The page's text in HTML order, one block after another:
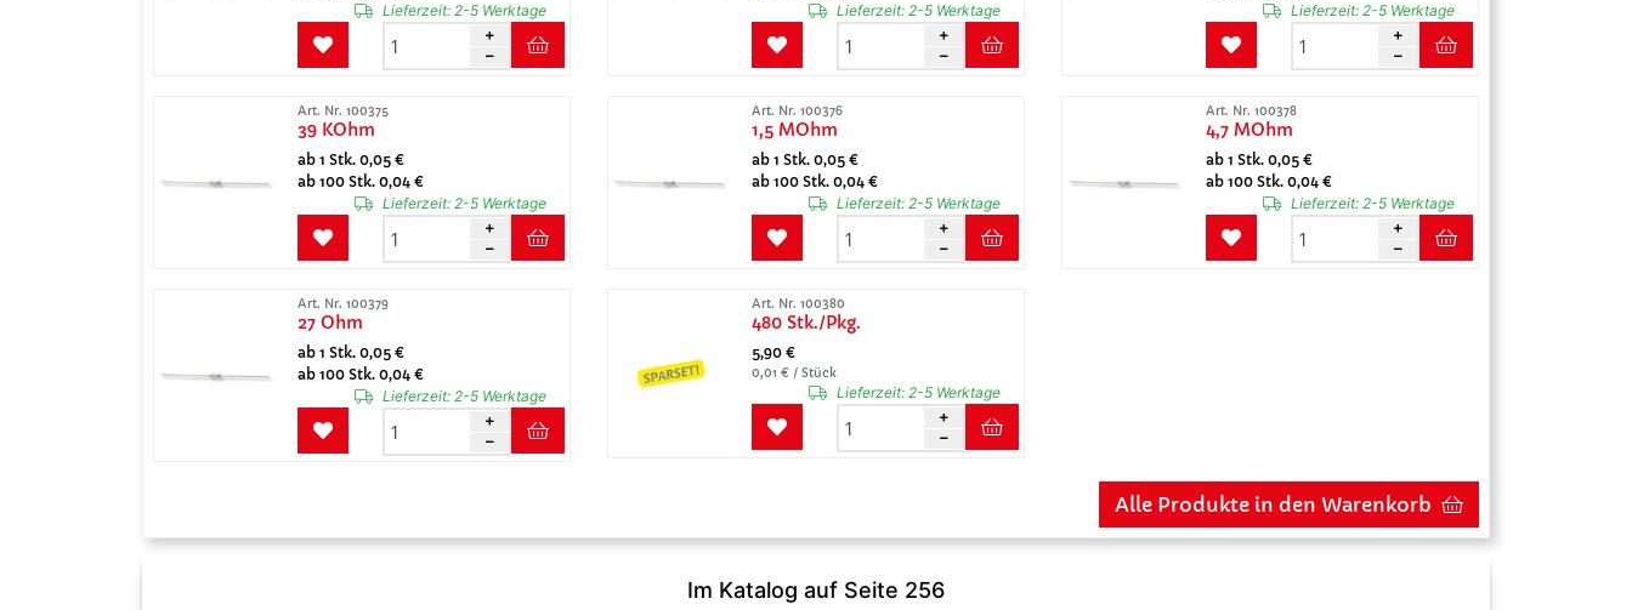
Lieferzeit: 2-5 Werktage
Lieferzeit: 2-5 Werktage
Lieferzeit: 2-5 Werktage
Art. Nr. 100375
39 KOhm
ab 1 Stk. 0,05 €
ab 100 Stk. 0,04 €
Lieferzeit: 2-5 Werktage
Art. Nr. 100376
1,5 MOhm
ab 1 Stk. 0,05 €
ab 100 Stk. 0,04 €
Lieferzeit: 2-5 Werktage
Art. Nr. 100378
4,7 MOhm
ab 1 Stk. 0,05 €
ab 100 Stk. 0,04 €
Lieferzeit: 2-5 Werktage
Art. Nr. 100379
27 Ohm
ab 1 Stk. 0,05 €
ab 100 Stk. 0,04 €
Lieferzeit: 2-5 Werktage
Art. Nr. 100380
480 Stk./Pkg.
5,90 €
0,01 € / Stück
Lieferzeit: 2-5 Werktage
Alle Produkte in den Warenkorb
Im Katalog auf Seite 256